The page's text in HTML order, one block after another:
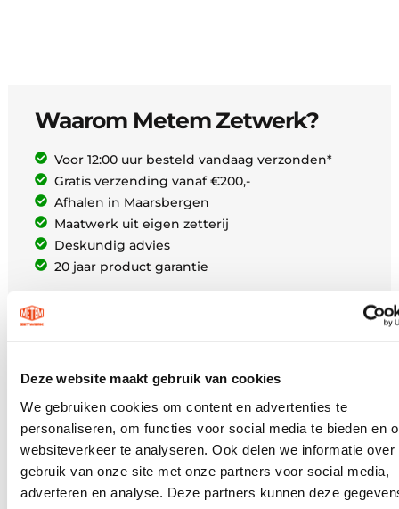
Deze website maakt gebruik van cookies
We gebruiken cookies om content en advertenties te
personaliseren, om functies voor social media te bieden en
websiteverkeer te analyseren. Ook delen we informatie over
gebruik van onze site met onze partners voor social media,
adverteren en analyse. Deze partners kunnen deze
Waarom Metem Zetwerk?
Voor 12:00 uur besteld vandaag verzonden*
Gratis verzending vanaf €200,-
Afhalen in Maarsbergen
Maatwerk uit eigen zetterij
Deskundig advies
20 jaar product garantie
Zit uw model er niet bij?
Geen probleem!
VRAAG EEN OFFERTE AAN